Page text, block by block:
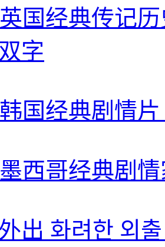
国经典传记
字
国经典剧情
西哥经典剧
出 화려한 외